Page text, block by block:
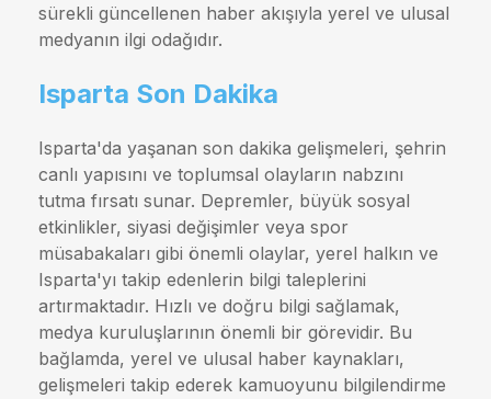
sürekli güncellenen haber akışıyla yerel ve ulusal
medyanın ilgi odağıdır.
Isparta Son Dakika
Isparta'da yaşanan son dakika gelişmeleri, şehrin
canlı yapısını ve toplumsal olayların nabzını
tutma fırsatı sunar. Depremler, büyük sosyal
etkinlikler, siyasi değişimler veya spor
müsabakaları gibi önemli olaylar, yerel halkın ve
Isparta'yı takip edenlerin bilgi taleplerini
artırmaktadır. Hızlı ve doğru bilgi sağlamak,
medya kuruluşlarının önemli bir görevidir. Bu
bağlamda, yerel ve ulusal haber kaynakları,
gelişmeleri takip ederek kamuoyunu bilgilendirme